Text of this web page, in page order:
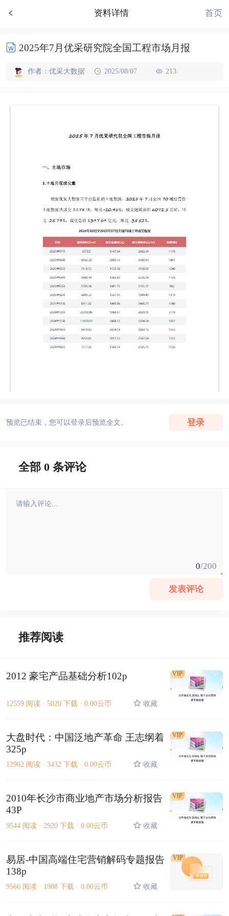
资料详情 首页
2025年7月优采研究院全国工程市场月报
作者：优采大数据 2025/08/07 213
预览已结束，您可以登录后预览全文。 登录
全部 0 条评论
0/200
发表评论
推荐阅读
2012 豪宅产品基础分析102p
12559 阅读 · 5020 下载 · 0.00云币 收藏
VIP
大盘时代：中国泛地产革命 王志纲着
325p
12962 阅读 · 3432 下载 · 0.00云币 收藏
VIP
2010年长沙市商业地产市场分析报告
43P
9544 阅读 · 2920 下载 · 0.00云币 收藏
VIP
易居-中国高端住宅营销解码专题报告
138p
9566 阅读 · 1988 下载 · 0.00云币 收藏
VIP